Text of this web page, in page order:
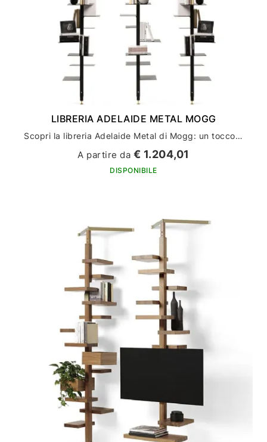
LIBRERIA ADELAIDE METAL MOGG
Scopri la libreria Adelaide Metal di Mogg: un tocco di stile per l'arredamento della tua casa
A partire da € 1.204,01
DISPONIBILE